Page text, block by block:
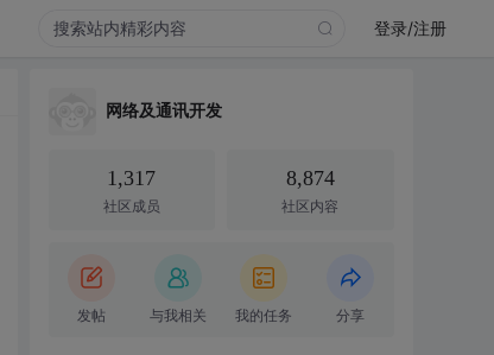
登录/注册
网络及通讯开发
1,317
社区成员
8,874
社区内容
发帖 与我相关 我的任务 分享